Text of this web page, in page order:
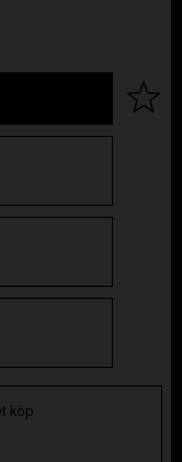
Lägg
köp